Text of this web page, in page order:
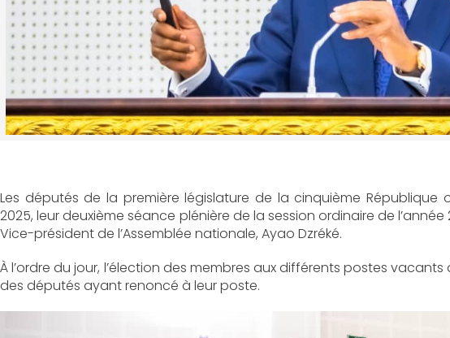
Les députés de la première législature de la cinquième
2025, leur deuxième séance plénière de la session ordinaire de
Vice-président de l’Assemblée nationale, Ayao Dzréké.
À l’ordre du jour, l’élection des membres aux différents postes
des députés ayant renoncé à leur poste.